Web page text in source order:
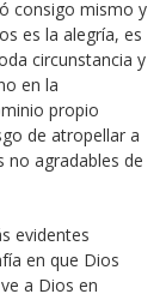
consigo mismo y
es la alegría, es
circunstancia y
en la
propio
de atropellar a
no agradables de
evidentes
en que Dios
a Dios en